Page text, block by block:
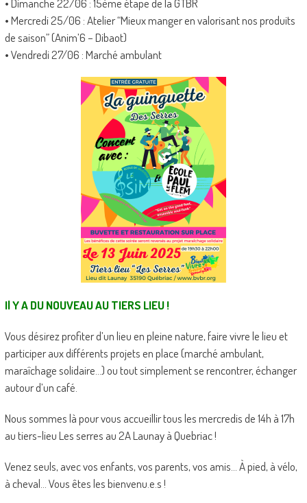
• Dimanche 22/06 : 15ème étape de la GTBR
• Mercredi 25/06 : Atelier “Mieux manger en valorisant nos produits
de saison” (Anim’6 – Dibaot)
• Vendredi 27/06 : Marché ambulant
Il Y A DU NOUVEAU AU TIERS LIEU !
Vous désirez profiter d’un lieu en pleine nature, faire vivre le lieu et
participer aux différents projets en place (marché ambulant,
maraîchage solidaire…) ou tout simplement se rencontrer, échanger
autour d’un café.
Nous sommes là pour vous accueillir tous les mercredis de 14h à 17h
au tiers-lieu Les serres au 2A Launay à Quebriac !
Venez seuls, avec vos enfants, vos parents, vos amis… À pied, à vélo,
à cheval… Vous êtes les bienvenu.e.s !